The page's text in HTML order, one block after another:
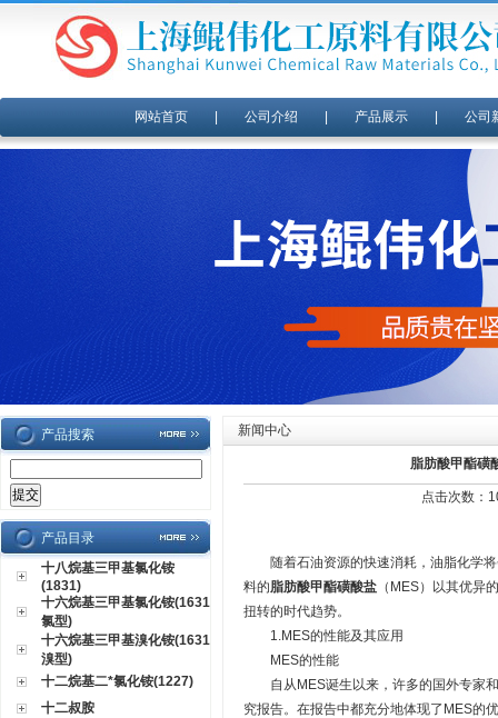
网站首页| 公司介绍 产品展示| 公司
产品搜索
产品目录
十八烷基三甲基氯化铵
(1831)
十六烷基三甲基氯化铵(1631
氯型)
十六烷基三甲基溴化铵(1631
溴型)
十二烷基二*氯化铵(1227)
十二叔胺
新闻中心
脂肪酸甲酯磺
点击次数：
随着石油资源的快速消耗，油脂化学将
料的脂肪酸甲酯磺酸盐（MES）以其优异
扭转的时代趋势。
1.MES的性能及其应用
MES的性能
自从MES诞生以来，许多的国外专家和
究报告。在报告中都充分地体现了MES的